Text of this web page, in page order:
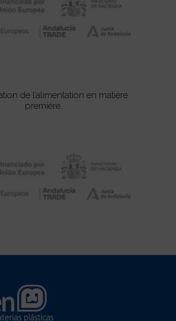
de l’alimentation en matière
première.